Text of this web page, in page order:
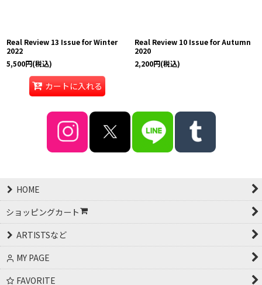
Real Review 13 Issue for Winter
2022
5,500円(税込)
カートに入れる
Real Review 10 Issue for Autumn
2020
2,200円(税込)
HOME
ショッピングカート
ARTISTSなど
MY PAGE
FAVORITE